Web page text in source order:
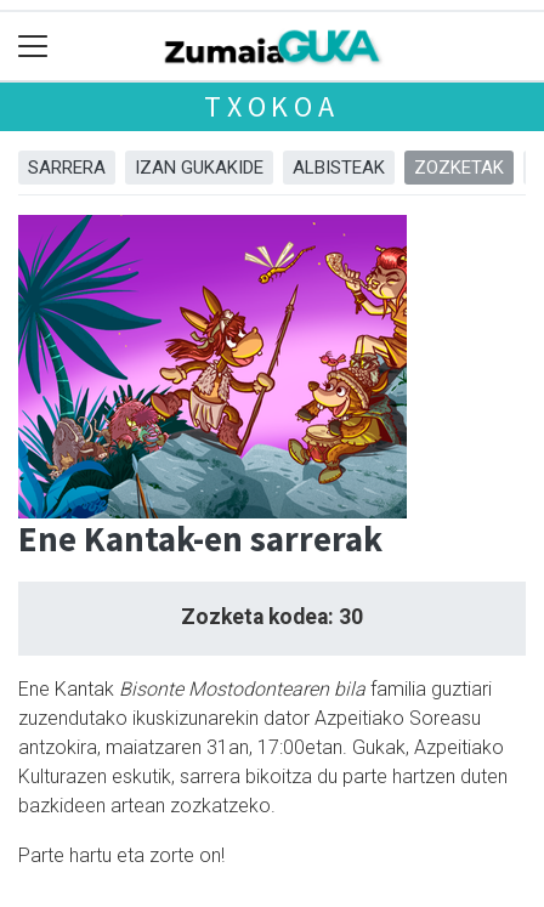
TXOKOA
SARRERA IZAN GUKAKIDE ALBISTEAK ZOZKETAK
Ene Kantak-en sarrerak
Zozketa kodea: 30
Ene Kantak Bisonte Mostodontearen bila familia guztiari
zuzendutako ikuskizunarekin dator Azpeitiako Soreasu
antzokira, maiatzaren 31an, 17:00etan. Gukak, Azpeitiako
Kulturazen eskutik, sarrera bikoitza du parte hartzen duten
bazkideen artean zozkatzeko.
Parte hartu eta zorte on!